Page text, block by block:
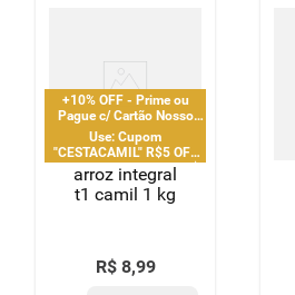
+10% OFF - Prime ou
Pague c/ Cartão Nosso
Pay
Use: Cupom
"CESTACAMIL" R$5 OFF
em compras acima de R$
25 | limitado a 2 pedido
por CPF
arroz integral
t1 camil 1 kg
R$ 8,99